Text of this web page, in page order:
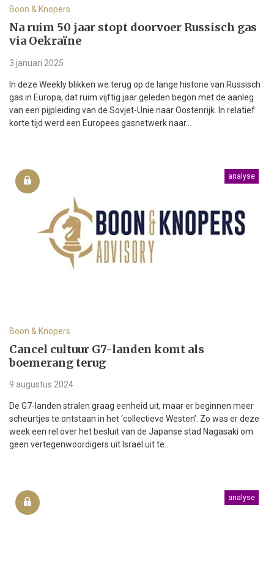
Boon & Knopers
Na ruim 50 jaar stopt doorvoer Russisch gas
via Oekraïne
3 januari 2025
In deze Weekly blikken we terug op de lange historie van Russisch
gas in Europa, dat ruim vijftig jaar geleden begon met de aanleg
van een pijpleiding van de Sovjet-Unie naar Oostenrijk. In relatief
korte tijd werd een Europees gasnetwerk naar...
analyse
Boon & Knopers
Cancel cultuur G7-landen komt als
boemerang terug
9 augustus 2024
De G7-landen stralen graag eenheid uit, maar er beginnen meer
scheurtjes te ontstaan in het ‘collectieve Westen’. Zo was er deze
week een rel over het besluit van de Japanse stad Nagasaki om
geen vertegenwoordigers uit Israël uit te...
analyse